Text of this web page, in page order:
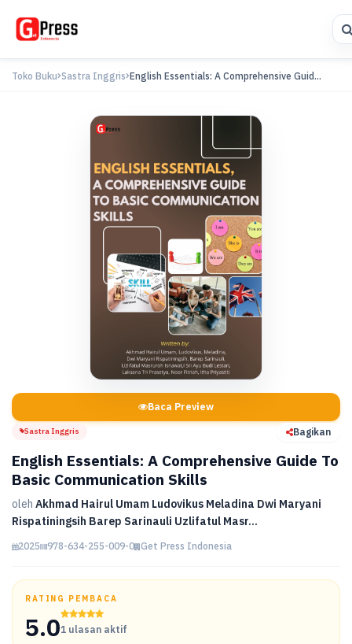
Toko Buku Sastra Inggris English Essentials: A Comprehensive Guid...
Baca Preview
Sastra Inggris Bagikan
English Essentials: A Comprehensive Guide To
Basic Communication Skills
olehAkhmad Hairul Umam Ludovikus Meladina Dwi Maryani
Rispatiningsih Barep Sarinauli Uzlifatul Masr...
2025 978-634-255-009-0 Get Press Indonesia
RATING PEMBACA
5.01 ulasan aktif